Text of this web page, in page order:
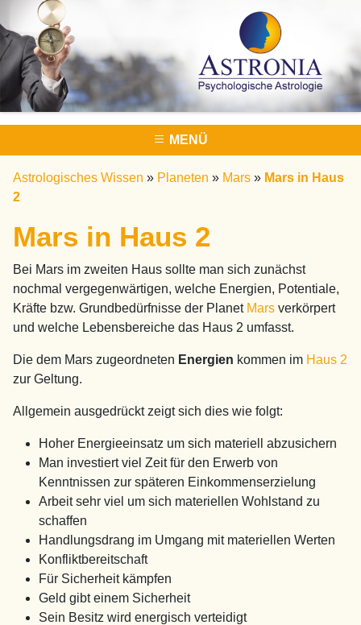
MENÜ
Astrologisches Wissen » Planeten » Mars » Mars in Haus
2
Mars in Haus 2
Bei Mars im zweiten Haus sollte man sich zunächst
nochmal vergegenwärtigen, welche Energien, Potentiale,
Kräfte bzw. Grundbedürfnisse der Planet Mars verkörpert
und welche Lebensbereiche das Haus 2 umfasst.
Die dem Mars zugeordneten Energien kommen im Haus 2
zur Geltung.
Allgemein ausgedrückt zeigt sich dies wie folgt:
Hoher Energieeinsatz um sich materiell abzusichern
Man investiert viel Zeit für den Erwerb von
Kenntnissen zur späteren Einkommenserzielung
Arbeit sehr viel um sich materiellen Wohlstand zu
schaffen
Handlungsdrang im Umgang mit materiellen Werten
Konfliktbereitschaft
Für Sicherheit kämpfen
Geld gibt einem Sicherheit
Sein Besitz wird energisch verteidigt